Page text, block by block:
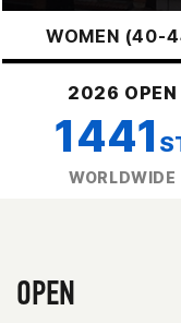
WOMEN (40-
2026 OPEN
1441
WORLDWIDE
OPEN